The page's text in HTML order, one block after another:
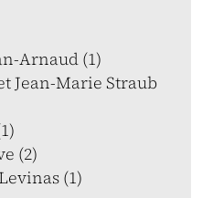
Arnaud (1)
Jean-Marie Straub
(2)
(1)